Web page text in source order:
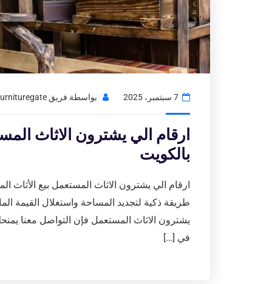
7 سبتمبر، 2025 بواسطة فريق Usedfurnituregate
بالكويت
ارقام الي يشترون الاثاث المستعمل بيع
طريقة ذكية لتجديد المساحة واستغلال القيمة
يشترون الاثاث المستعمل فإن التواصل معنا
في […]